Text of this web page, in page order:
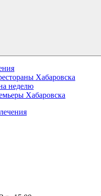
Хабаровска
неделю
Хабаровска